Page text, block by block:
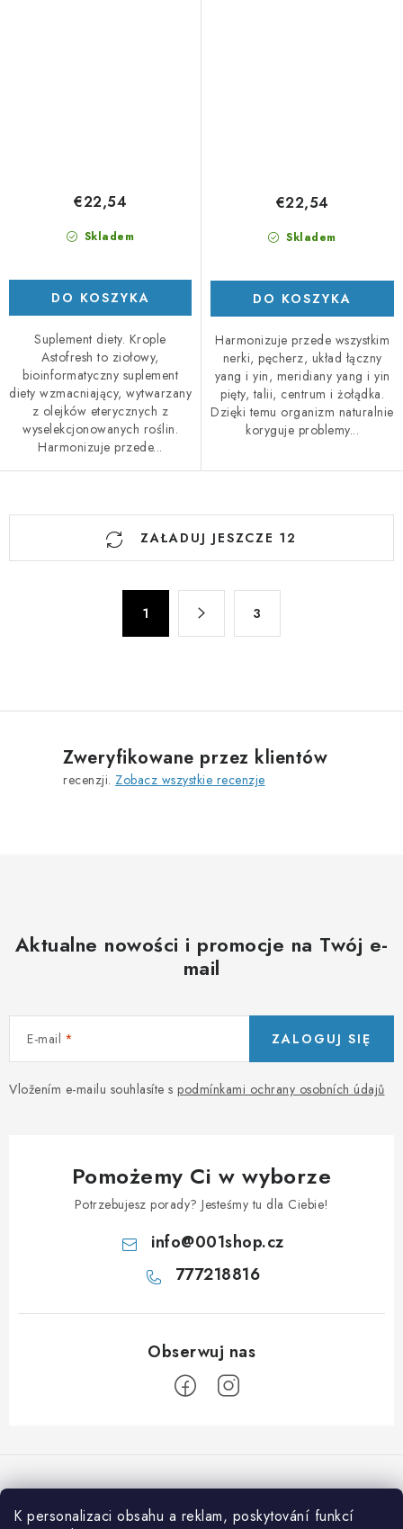
K personalizaci obsahu a reklam, poskytování funkcí
Skladem
€22,54
DO KOSZYKA
Suplement diety. Krople
Astofresh to ziołowy,
bioinformatyczny suplement
diety wzmacniający, wytwarzany
z olejków eterycznych z
wyselekcjonowanych roślin.
Harmonizuje przede...
Skladem
€22,54
DO KOSZYKA
Harmonizuje przede wszystkim
nerki, pęcherz, układ łączny
yang i yin, meridiany yang i yin
pięty, talii, centrum i żołądka.
Dzięki temu organizm naturalnie
koryguje problemy...
i
ZAŁADUJ JESZCZE 12
a
1 3
Zweryfikowane przez klientów
recenzji. Zobacz wszystkie recenzje
Aktualne nowości i promocje na Twój e-
mail
E-mail
Vložením e-mailu souhlasíte s podmínkami ochrany osobních údajů
ZALOGUJ SIĘ
Pomożemy Ci w wyborze
Potrzebujesz porady? Jesteśmy tu dla Ciebie!
info@001shop.cz
777218816
o
Przyjmujemy płatności online